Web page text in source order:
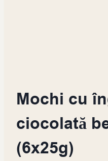
Mochi cu
ciocolată
(6x25g)